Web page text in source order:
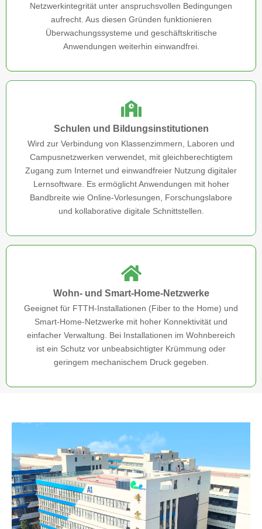
Netzwerkintegrität unter anspruchsvollen Bedingungen
aufrecht. Aus diesen Gründen funktionieren
Überwachungssysteme und geschäftskritische
Anwendungen weiterhin einwandfrei.
Schulen und Bildungsinstitutionen
Wird zur Verbindung von Klassenzimmern, Laboren und
Campusnetzwerken verwendet, mit gleichberechtigtem
Zugang zum Internet und einwandfreier Nutzung digitaler
Lernsoftware. Es ermöglicht Anwendungen mit hoher
Bandbreite wie Online-Vorlesungen, Forschungslabore
und kollaborative digitale Schnittstellen.
Wohn- und Smart-Home-Netzwerke
Geeignet für FTTH-Installationen (Fiber to the Home) und
Smart-Home-Netzwerke mit hoher Konnektivität und
einfacher Verwaltung. Bei Installationen im Wohnbereich
ist ein Schutz vor unbeabsichtigter Krümmung oder
geringem mechanischem Druck gegeben.